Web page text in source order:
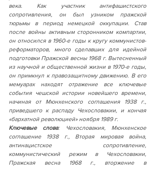
века. Как участник антифашистского
сопротивления, он был узником пражской
тюрьмы в период немецкой оккупации. Став
после войны активным сторонником компартии,
он относился в 1960-е годы к кругу коммунистов-
реформаторов, много сделавших для идейной
подготовки Пражской весны 1968 г. Вытесненный
из научной и общественной жизни в 1970-е годы,
он примкнул к правозащитному движению. В его
мемуарах находят отражение все ключевые
события чешской истории новейшего времени,
начиная от Мюнхенского соглашения 1938 г.,
приведшего к распаду Чехословакии, и кончая
«бархатной революцией» ноября 1989 г.
Ключевые слова: Чехословакия, Мюнхенское
соглашение 1938 г., Вторая мировая война,
антинацистское сопротивление,
коммунистический режим в Чехословакии,
Пражская весна 1968 г., вторжение в